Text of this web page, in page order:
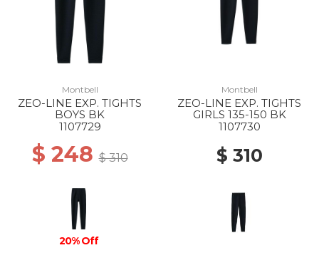
Montbell
ZEO-LINE EXP. TIGHTS
BOYS BK
1107729
$ 248$ 310
20% Off
Montbell
ZEO-LINE EXP. TIGHTS
GIRLS 135-150 BK
1107730
$ 310